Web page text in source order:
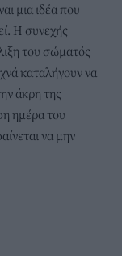
μια ιδέα που
Η συνεχής
του σώματός
καταλήγουν να
άκρη της
ημέρα του
να μην